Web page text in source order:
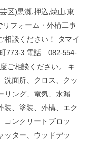
区)黒瀬,押込,焼山,東
リフォーム・外構工事
相談ください！
タマイ
773-3 電話 082-554-
ご相談ください。
キ
洗面所、クロス、クッ
リング、電気、水漏
装、塗装、外構、エク
コンクリートブロッ
ッター、ウッドデッ